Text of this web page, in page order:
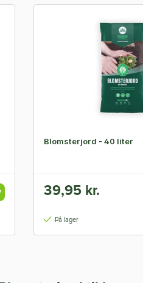
Blomsterjord - 40 liter
39,95 kr.
På lager